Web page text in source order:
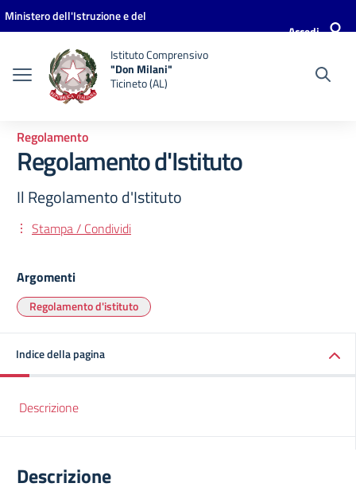
Vai ai contenuti
Vai al menu di navigazione
Vai al footer
Ministero dell'Istruzione e del
Accedi
Istituto Comprensivo
"Don Milani"
Ticineto (AL)
Regolamento
Regolamento d'Istituto
Il Regolamento d'Istituto
Stampa / Condividi
Argomenti
Regolamento d'istituto
Indice della pagina
Descrizione
Descrizione